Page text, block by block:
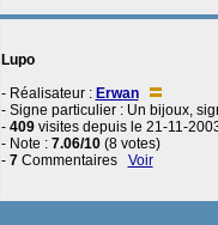
Lupo
- Réalisateur : Erwan
- Signe particulier : Un bijoux,
- 409visites depuis le 21-11-
- Note : 7.06/10(8 votes)
- 7Commentaires Voir